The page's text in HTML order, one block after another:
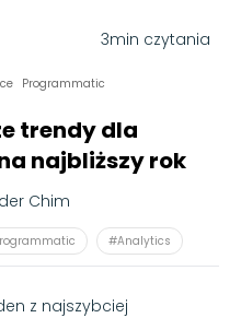
3min czytania
Programmatic
trendy dla
najbliższy rok
Chim
#Analytics
z najszybciej